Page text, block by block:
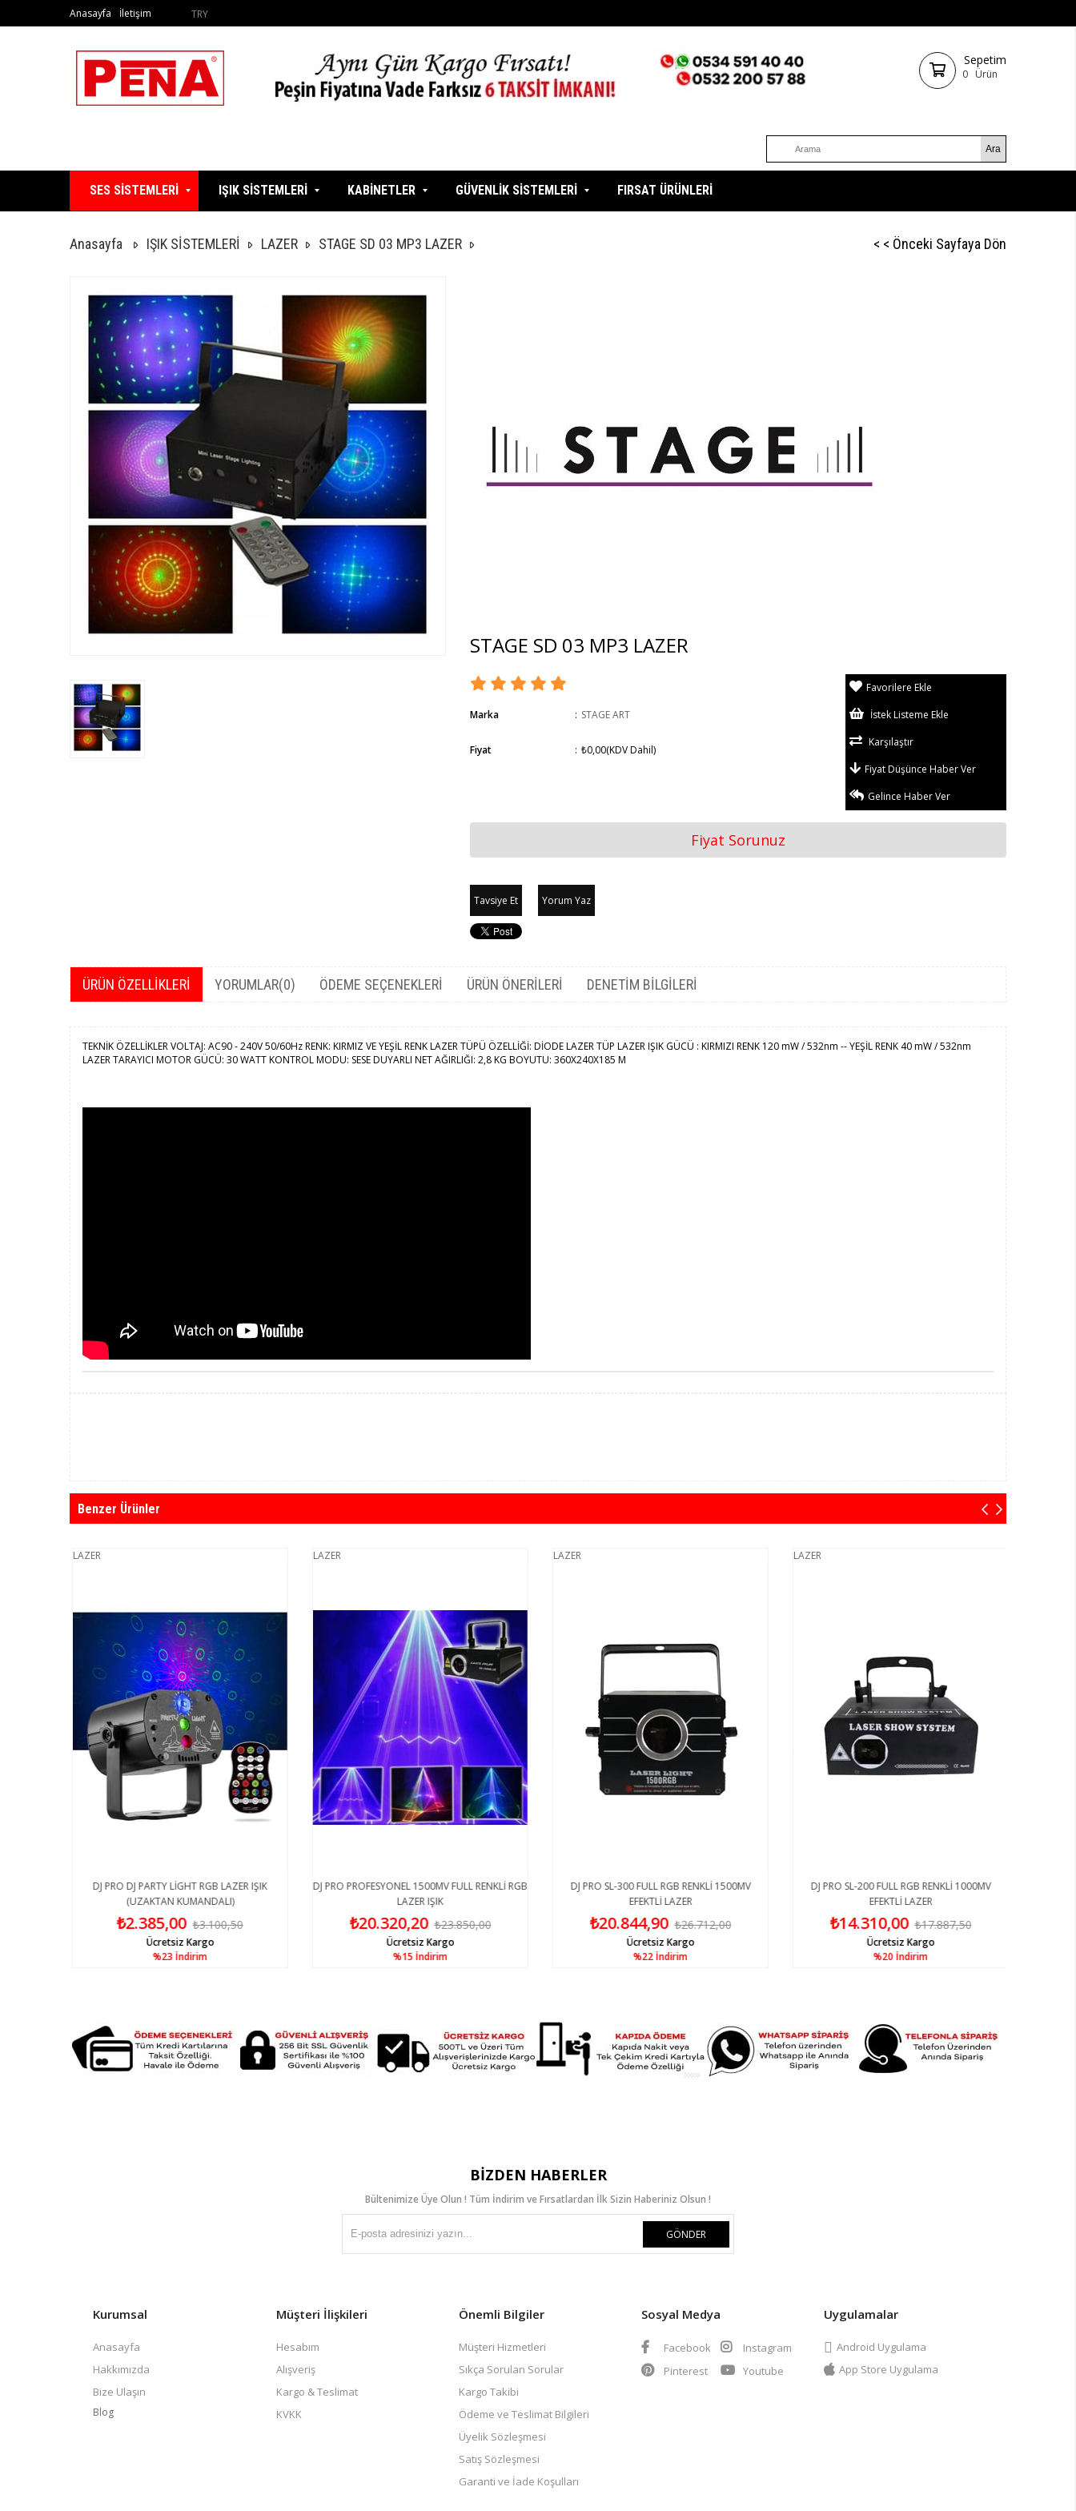
TRY
Anasayfa İletişim
Sepetim
0 Ürün
SES SİSTEMLERİ IŞIK SİSTEMLERİ KABİNETLER GÜVENLİK SİSTEMLERİ FIRSAT ÜRÜNLERİ
Anasayfa IŞIK SİSTEMLERİ LAZER STAGE SD 03 MP3 LAZER < < Önceki Sayfaya Dön
STAGE SD 03 MP3 LAZER
Marka : STAGE ART
Fiyat : ₺0,00(KDV Dahil)
Favorilere Ekle
İstek Listeme Ekle
Karşılaştır
Fiyat Düşünce Haber Ver
Gelince Haber Ver
Fiyat Sorunuz
Tavsiye Et Yorum Yaz
ÜRÜN ÖZELLIKLERI YORUMLAR(0) ÖDEME SEÇENEKLERI ÜRÜN ÖNERILERI DENETIM BILGILERI
TEKNİK ÖZELLİKLER VOLTAJ: AC90 - 240V 50/60Hz RENK: KIRMIZ VE YEŞİL RENK LAZER TÜPÜ ÖZELLİĞİ: DİODE LAZER TÜP LAZER IŞIK GÜCÜ : KIRMIZI RENK 120 mW / 532nm -- YEŞİL RENK 40 mW / 532nm
LAZER TARAYICI MOTOR GÜCÜ: 30 WATT KONTROL MODU: SESE DUYARLI NET AĞIRLIĞI: 2,8 KG BOYUTU: 360X240X185 M
Benzer Ürünler
LAZER
DJ PRO DJ PARTY LİGHT RGB LAZER IŞIK
(UZAKTAN KUMANDALI)
₺2.385,00 ₺3.100,50
%23 İndirim
Ücretsiz Kargo
LAZER
DJ PRO PROFESYONEL 1500MV FULL RENKLİ RGB
LAZER IŞIK
₺20.320,20 ₺23.850,00
%15 İndirim
Ücretsiz Kargo
LAZER
DJ PRO SL-300 FULL RGB RENKLİ 1500MV
EFEKTLİ LAZER
₺20.844,90 ₺26.712,00
%22 İndirim
Ücretsiz Kargo
LAZER
DJ PRO SL-200 FULL RGB RENKLİ 1000MV
EFEKTLİ LAZER
₺14.310,00 ₺17.887,50
%20 İndirim
Ücretsiz Kargo
BIZDEN HABERLER
Bültenimize Üye Olun ! Tüm İndirim ve Fırsatlardan İlk Sizin Haberiniz Olsun !
GÖNDER
Kurumsal
Anasayfa
Hakkımızda
Bize Ulaşın
Blog
Müşteri İlişkileri
Hesabım
Alışveriş
Kargo & Teslimat
KVKK
Önemli Bilgiler
Müşteri Hizmetleri
Sıkça Sorulan Sorular
Kargo Takibi
Ödeme ve Teslimat Bilgileri
Üyelik Sözleşmesi
Satış Sözleşmesi
Garanti ve İade Koşulları
Sosyal Medya
Facebook
Instagram
Pinterest
Youtube
Uygulamalar
Android Uygulama
App Store Uygulama